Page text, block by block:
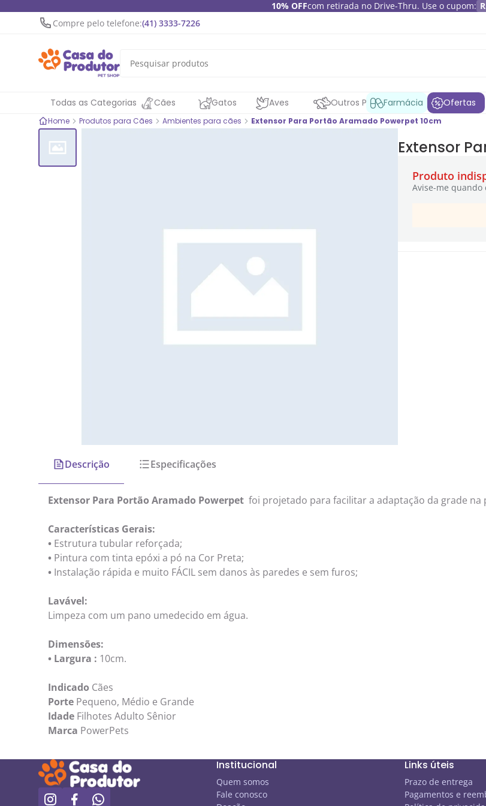
10% OFFcom retirada no Drive-Thru. Use o cupom:
Compre pelo telefone:(41) 3333-7226
Todas as Categorias Cães Gatos Aves Outros Pets Farmácia Ofertas
Home Produtos para Cães Ambientes para cães
Extensor Para Portão Aramado Powerpet 10cm
Extensor
Produto
Avise-me
Descrição Especificações
Extensor Para Portão Aramado Powerpet foi projetado para facilitar a adaptação da grade
Características Gerais:
• Estrutura tubular reforçada;
• Pintura com tinta epóxi a pó na Cor Preta;
• Instalação rápida e muito FÁCIL sem danos às paredes e sem furos;
Lavável:
Limpeza com um pano umedecido em água.
Dimensões:
• Largura : 10cm.
Indicado Cães
Porte Pequeno, Médio e Grande
Idade Filhotes Adulto Sênior
Marca PowerPets
Institucional
Quem somos
Fale conosco
Links úteis
Prazo de entrega
Pagamentos e